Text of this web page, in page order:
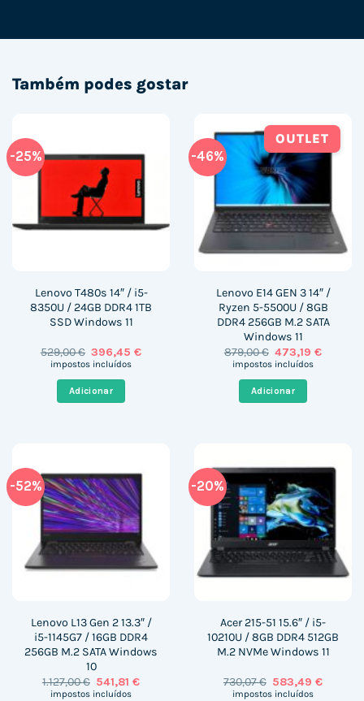
Também podes gostar
-25%
Lenovo T480s 14″ / i5-
8350U / 24GB DDR4 1TB
SSD Windows 11
529,00€ O
preço
era:
529,00 €.
396,45€O
impostos incluídos
Adicionar
-46%
OUTLET
Lenovo E14 GEN 3 14″ /
Ryzen 5-5500U / 8GB
DDR4 256GB M.2 SATA
Windows 11
879,00€ O
preço
era:
879,00 €.
473,19€O
impostos incluídos
Adicionar
-52%
Lenovo L13 Gen 2 13.3″ /
i5-1145G7 / 16GB DDR4
256GB M.2 SATA Windows
10
1.127,00€ O
preço
541,81€O
impostos incluídos
-20%
Acer 215-51 15.6″ / i5-
10210U / 8GB DDR4 512GB
M.2 NVMe Windows 11
730,07€ O
preço
583,49€O
impostos incluídos